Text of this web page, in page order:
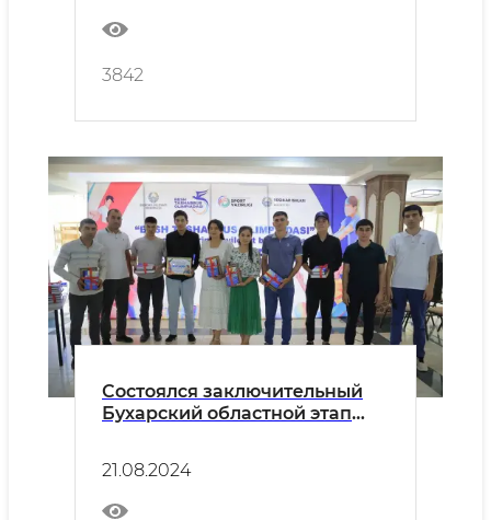
3842
Состоялся заключительный
Бухарский областной этап
21.08.2024